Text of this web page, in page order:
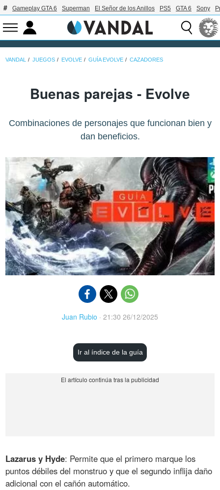
Gameplay GTA 6 Superman El Señor de los Anillos PS5 GTA 6 Sony
VANDAL JUEGOS EVOLVE GUÍA EVOLVE CAZADORES
Buenas parejas - Evolve
Combinaciones de personajes que funcionan bien y
dan beneficios.
Juan Rubio · 21:30 26/12/2025
Ir al índice de la guía
Lazarus y Hyde: Permite que el primero marque los
puntos débiles del monstruo y que el segundo inflija daño
adicional con el cañón automático.